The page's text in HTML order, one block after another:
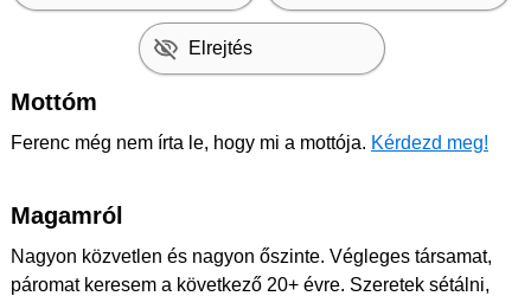
Elrejtés
Mottóm
Ferenc még nem írta le, hogy mi a mottója. Kérdezd meg!
Magamról
Nagyon közvetlen és nagyon őszinte. Végleges társamat,
páromat keresem a következő 20+ évre. Szeretek sétálni,